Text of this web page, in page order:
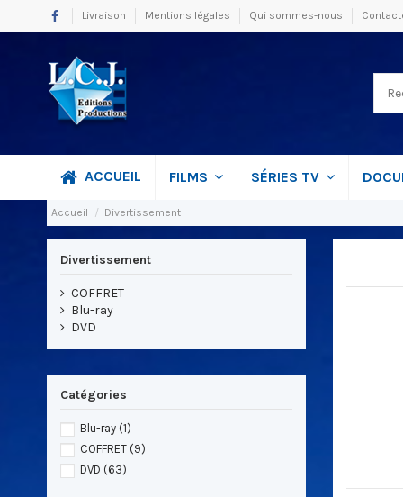
Livraison Mentions légales Qui sommes-nous
ACCUEIL FILMS SÉRIES TV
Accueil Divertissement
Divertissement
COFFRET
Blu-ray
DVD
Catégories
Blu-ray (1)
COFFRET (9)
DVD (63)